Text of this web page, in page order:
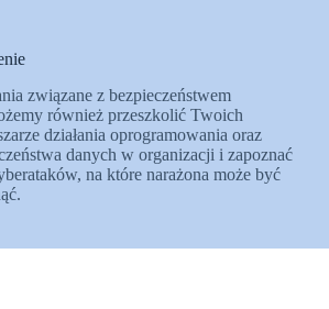
związane z bezpieczeństwem
również przeszkolić Twoich
działania oprogramowania oraz
danych w organizacji i zapoznać
na które narażona może być